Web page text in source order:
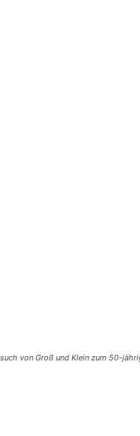
von Groß und Klein zum 50-